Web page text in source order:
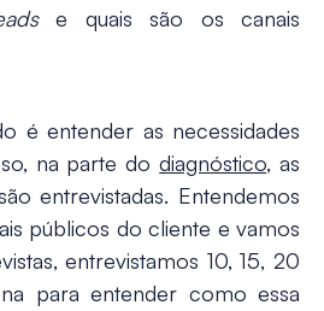
e quais são os canais
é entender as necessidades
na parte dodiagnóstico, as
entrevistadas. Entendemos
públicos do cliente e vamos
entrevistamos 10, 15, 20
para entender como essa